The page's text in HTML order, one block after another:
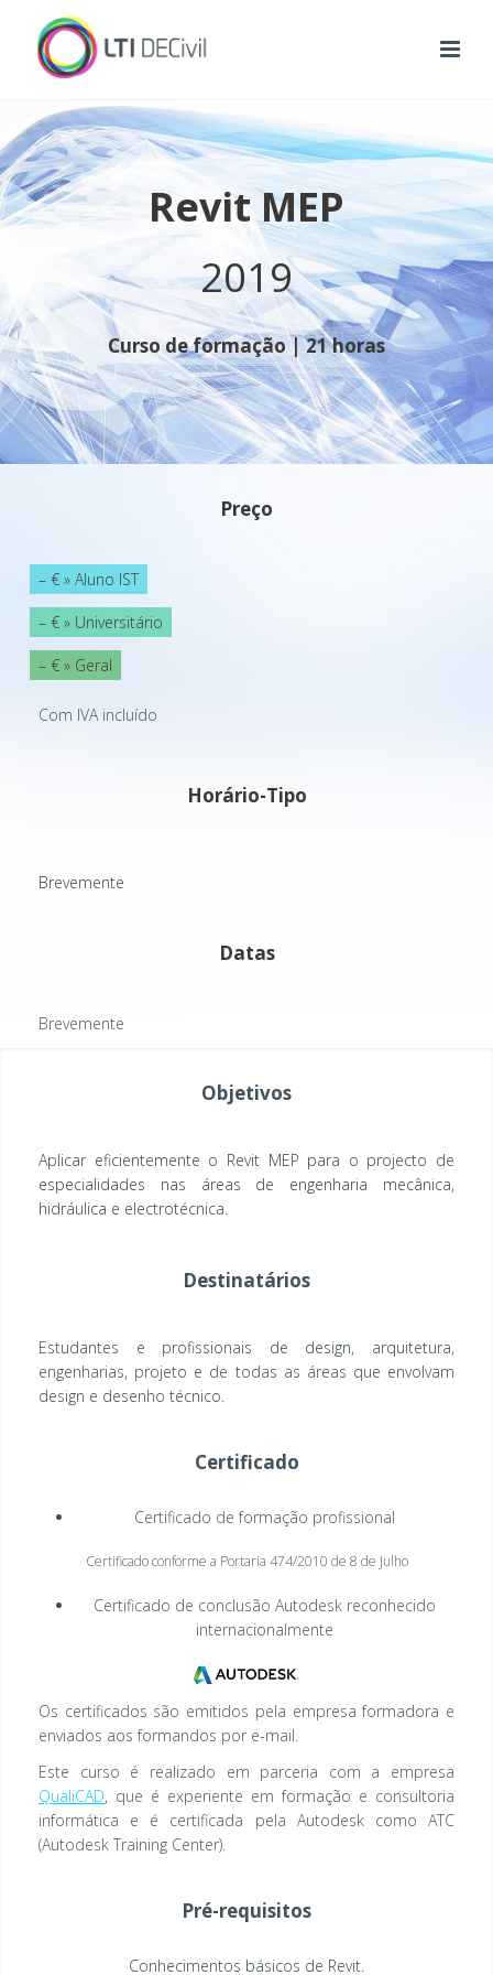
Revit MEP
2019
Curso de formação | 21 horas
Preço
– € » Aluno IST
– € » Universitário
– € » Geral
Com IVA incluído
Horário-Tipo
Brevemente
Datas
Brevemente
Objetivos
Aplicar eficientemente o Revit MEP para o projecto de
especialidades nas áreas de engenharia mecânica,
hidráulica e electrotécnica.
Destinatários
Estudantes e profissionais de design, arquitetura,
engenharias, projeto e de todas as áreas que envolvam
design e desenho técnico.
Certificado
Certificado de formação profissional
Certificado conforme a Portaria 474/2010 de 8 de Julho
Certificado de conclusão Autodesk reconhecido
internacionalmente
Os certificados são emitidos pela empresa formadora e
enviados aos formandos por e-mail.
Este curso é realizado em parceria com a empresa
QualiCAD, que é experiente em formação e consultoria
informática e é certificada pela Autodesk como ATC
(Autodesk Training Center).
Pré-requisitos
Conhecimentos básicos de Revit.